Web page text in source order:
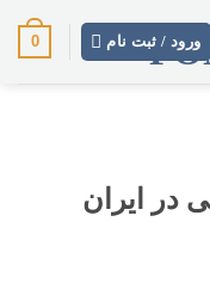
ورود / ثبت نام 0
در ایران